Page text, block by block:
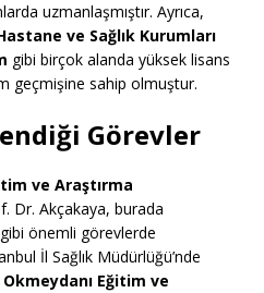
uzmanlaşmıştır. Ayrıca,
ve Sağlık Kurumları
gibi birçok alanda yüksek lisans
geçmişine sahip olmuştur.
Görevler
ve Araştırma
Dr. Akçakaya, burada
önemli görevlerde
İl Sağlık Müdürlüğü’nde
Okmeydanı Eğitim ve